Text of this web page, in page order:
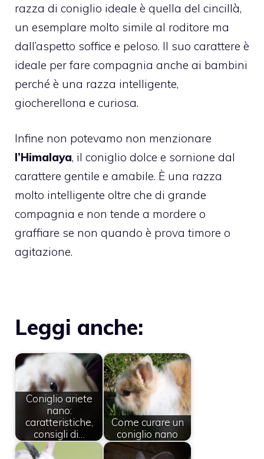
razza di coniglio ideale è quella del cincillà,
un esemplare molto simile al roditore ma
dall’aspetto soffice e peloso. Il suo carattere è
ideale per fare compagnia anche ai bambini
perché è una razza intelligente,
giocherellona e curiosa.
Infine non potevamo non menzionare
l’Himalaya, il coniglio dolce e sornione dal
carattere gentile e amabile. È una razza
molto intelligente oltre che di grande
compagnia e non tende a mordere o
graffiare se non quando è prova timore o
agitazione.
Leggi anche:
Coniglio ariete
nano:
caratteristiche,
consigli di…
Come curare un
coniglio nano